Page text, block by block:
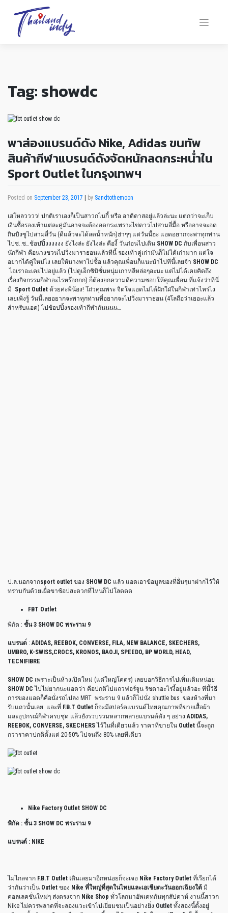
Tag:showdc
พาส่องแบรนด์ดัง Nike, Adidas ขนทัพ
สินค้ากีฬาแบรนด์ดังจัดหนักลดกระหน่ำใน
Sport Outlet ในกรุงเทพฯ
Posted on September 23, 2017 by Sandtothemoon
เฮโหลวววว! ปกติเราเองก็เป็นสาวกไนกี้ หรือ อาดิดาสอยู่แล้วล่ะนะ แต่กว่าจะเก็บ
เงินซื้อรองเท้าแต่ละคู่มันอาจจะต้องอดกระเพราะไข่ดาวไปสามสี่มื้อ หรืออาจจะอด
กินบิงซูไปสามสี่วัน (ดีแล้วจะได้ลดน้ำหนัก)ฮ่าๆๆ แต่วันนี้ฮะ แอดอยากจะพาทุกท่าน
ไปช..ช…ช้อปปิ้งงงงงง ยังไงล่ะ ยังไงล่ะ คืองี้ วันก่อนไปเดิน SHOW DC กับเพื่อนสาว
นักกีฬา คือนางชวนไปวิ่งมาราธอนแล้วทีนี้ รองเท้าคู่เก่ามันก็ไม่ได้เก่ามาก แต่ใจ
อยากได้คู่ใหม่ไง เลยให้นางพาไปซื้อ แล้วคุณเพื่อนก็แนะนำไปทีนี้เลยจ้า SHOW DC
ไอเราอะเคยไปอยู่แล้ว (ไปดูเอ็กซิบิชั่นหนุ่มเกาหลีหล่อๆอะนะ แต่ไม่ได้เคยคิดถึง
เรื่องกิจกรรมกีฬาอะไรหร๊อกกก) ก็ต้องยกความดีความชอบให้คุณเพื่อน ที่แจ้งว่าที่นี่
มี Sport Outlet ด้วยค่ะพี่น้อง! โถ่วคุณพระ จิตใจแอดไม่ได้ฝักใฝ่ในกีฬาเท่าไหร่ไง
เลยเพิ่งรู้ วันนี้เลยอยากจะพาทุกท่านที่อยากจะไปวิ่งมาราธอน (4โลถือว่าเยอะแล้ว
สำหรับแอด) ไปช้อปปิ้งรองเท้ากีฬากันนนน…
ป.ล.นอกจากsport outlet ของ SHOW DC แล้ว แอดเอาข้อมูลของที่อื่นๆมาฝากไว้ให้
ทราบกันด้วยเผื่อขาช้อปสะดวกที่ไหนก็ไปโลดดด
FBT Outlet
พิกัด : ชั้น 3 SHOW DC พระราม 9
แบรนด ์ : ADIDAS, REEBOK, CONVERSE, FILA, NEW BALANCE, SKECHERS,
UMBRO, K-SWISS,CROCS, KRONOS, BAOJI, SPEEDO, BP WORLD, HEAD,
TECNIFIBRE
SHOW DC เพราะเป็นห้างเปิดใหม่ (แต่ใหญ่โคตร) เลยบอกวิธีการไปเพิ่มเติมหน่อย
SHOW DC ไปไม่ยากนะแอดว่า คือปกติไปแถวฟอร์จูน รัชดาอะไรงี้อยู่แล้วอะ ทีนี้วิธี
การของแอดก็คือนั่งรถไปลง MRT พระราม 9 แล้วก็ไปนั่ง shuttle bus ของห้างที่มา
รับแถวนั้นเลย และที่ F.B.T Outlet ก็จะมีสปอร์ตแบรนด์ไทยคุณภาพที่ขายเสื้อผ้า
และอุปกรณ์กีฬาครบชุด แล้วยังรวบรวมหลากหลายแบรนด์ดัง ๆ อย่างADIDAS,
REEBOK, CONVERSE, SKECHERS ไว้ในที่เดียวแล้ว ราคาที่ขายใน Outlet นี้จะถูก
กว่าราคาปกติตั้งแต่ 20-50% ไปจนถึง 80% เลยทีเดียว
Nike Factory Outlet SHOW DC
พิกัด : ชั้น 3 SHOW DC พระราม 9
แบรนด์ : NIKE
ไม่ไกลจาก F.B.T Outlet เดินเลยมาอีกหน่อยก็จะเจอ Nike Factory Outlet ที่เรียกได้
ว่ากันว่าเป็น Outlet ของ Nike ที่ใหญ่ที่สุดในไทยและเอเชียตะวันออกเฉียงใต้ มี
คอลเลคชั่นใหม่ๆ ส่งตรงจาก Nike Shop ทั่วโลกมาอัพเดทกันทุกสัปดาห์ งานนี้สาวก
Nike ไม่ควรพลาดที่จะลองแวะเข้าไปเยี่ยมชมเป็นอย่างยิ่ง Outlet ทั้งสองนี้ตั้งอยู่